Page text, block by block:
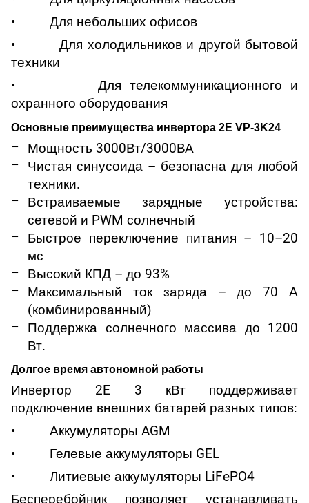
• Для небольших офисов
• Для холодильников и другой бытовой
техники
• Для телекоммуникационного и
охранного оборудования
Основные преимущества инвертора 2E VP-3K24
Мощность 3000Вт/3000ВА
Чистая синусоида – безопасна для любой
техники.
Встраиваемые зарядные устройства:
сетевой и PWM солнечный
Быстрое переключение питания – 10–20
мс
Высокий КПД – до 93%
Максимальный ток заряда – до 70 А
(комбинированный)
Поддержка солнечного массива до 1200
Вт.
Долгое время автономной работы
Инвертор 2E 3 кВт поддерживает
подключение внешних батарей разных типов:
• Аккумуляторы AGM
• Гелевые аккумуляторы GEL
• Литиевые аккумуляторы LiFePO4
Бесперебойник позволяет устанавливать